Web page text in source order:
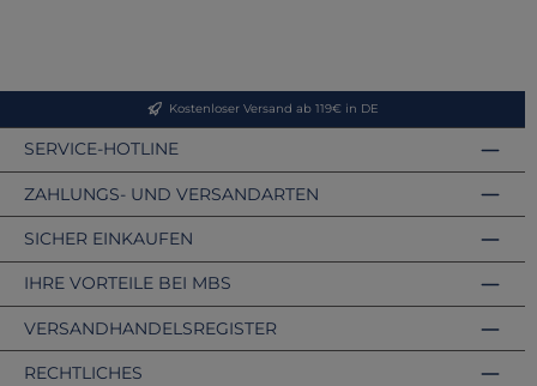
Kostenloser Versand ab 119€ in DE
SERVICE-HOTLINE
ZAHLUNGS- UND VERSANDARTEN
VERSANDHANDELSREGISTER
SICHER EINKAUFEN
IHRE VORTEILE BEI MBS
RECHTLICHES